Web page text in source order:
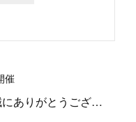
催
にありがとうござ…